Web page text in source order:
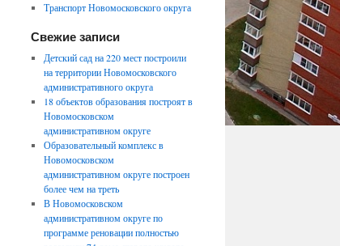
Транспорт Новомосковского округа
Свежие записи
Детский сад на 220 мест построили
на территории Новомосковского
административного округа
18 объектов образования построят в
Новомосковском
административном округе
Образовательный комплекс в
Новомосковском
административном округе построен
более чем на треть
В Новомосковском
административном округе по
программе реновации полностью